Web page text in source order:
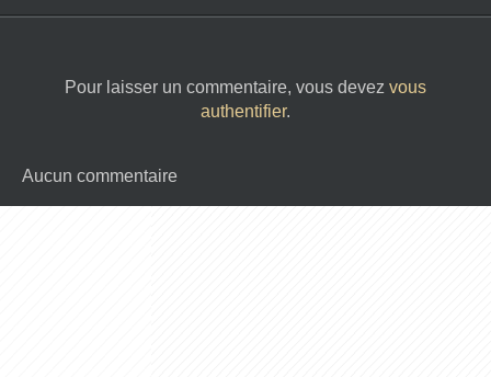
Pour laisser un commentaire, vous devez vous
authentifier.
Aucun commentaire